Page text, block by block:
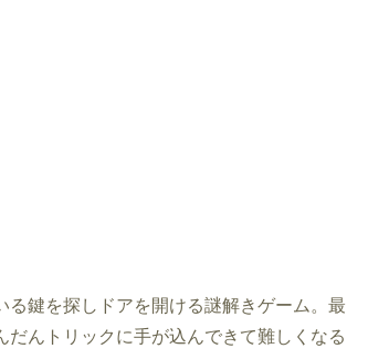
る鍵を探しドアを開ける謎解きゲーム。最
だんトリックに手が込んできて難しくなる